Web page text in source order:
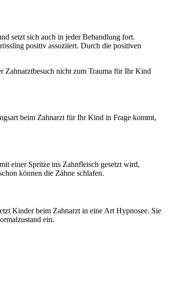
setzt sich auch in jeder Behandlung fort.
positiv assoziiert. Durch die positiven
Zahnarztbesuch nicht zum Trauma für Ihr Kind
beim Zahnarzt für Ihr Kind in Frage kommt,
einer Spritze ins Zahnfleisch gesetzt wird,
können die Zähne schlafen.
Kinder beim Zahnarzt in eine Art Hypnosee. Sie
ein.